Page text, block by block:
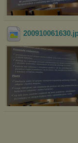
200910061630